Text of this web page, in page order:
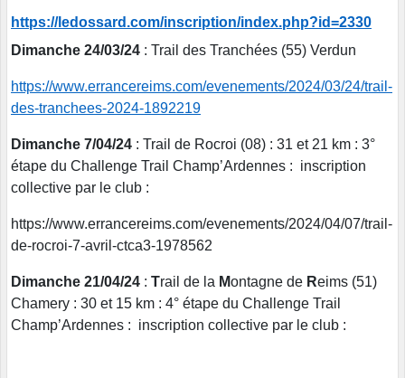
https://ledossard.com/inscription/index.php?id=2330
Dimanche 24/03/24 : Trail des Tranchées (55) Verdun
https://www.errancereims.com/evenements/2024/03/24/trail-
des-tranchees-2024-1892219
Dimanche 7/04/24 : Trail de Rocroi (08) : 31 et 21 km : 3°
étape du Challenge Trail Champ’Ardennes : inscription
collective par le club :
https://www.errancereims.com/evenements/2024/04/07/trail-
de-rocroi-7-avril-ctca3-1978562
Dimanche 21/04/24 : Trail de la Montagne de Reims (51)
Chamery : 30 et 15 km : 4° étape du Challenge Trail
Champ’Ardennes : inscription collective par le club :